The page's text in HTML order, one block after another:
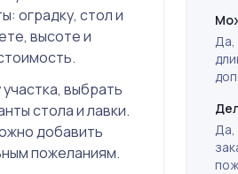
оградку, стол и
высоте и
выбрать
стола и лавки.
добавить
пожеланиям.
Да,
Да,